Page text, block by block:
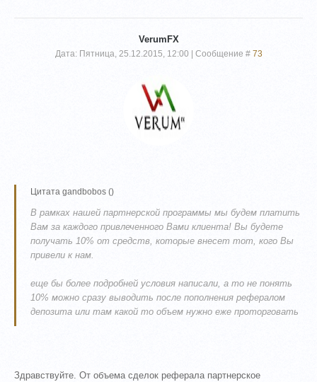
VerumFX
Дата: Пятница, 25.12.2015, 12:00 | Сообщение # 73
Цитата gandbobos ()
В рамках нашей партнерской программы мы будем платить
Вам за каждого привлеченного Вами клиента! Вы будете
получать 10% от средств, которые внесет тот, кого Вы
привели к нам.
еще бы более подробней условия написали, а то не понять
10% можно сразу выводить после пополнения рефералом
депозита или там какой то объем нужно еже проторговать
Здравствуйте. От объема сделок реферала партнерское